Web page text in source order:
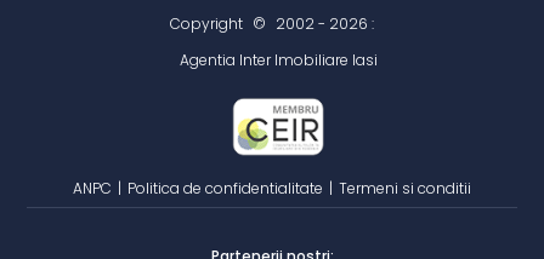
Copyright © 2002 - 2026 :
Agentia Inter Imobiliare Iasi
ANPC | Politica de confidentialitate | Termeni si conditii